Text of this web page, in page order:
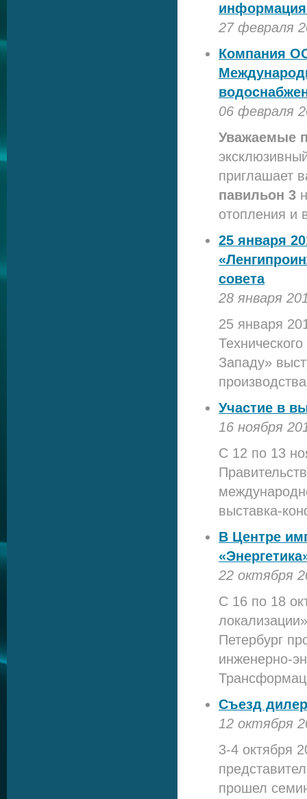
информация
27 февраля
Компания
06 февраля
Уважаемые
приглашает
павильон 3
отопления и
25 января
совета
28 января
25 января
Западу»
Участие в
16 ноября
С 12 по 13
выставка-
В Центре
22 октября
С 16 по 18
Петербург
инженерно-
Съезд
12 октября
3-4 октября
прошел